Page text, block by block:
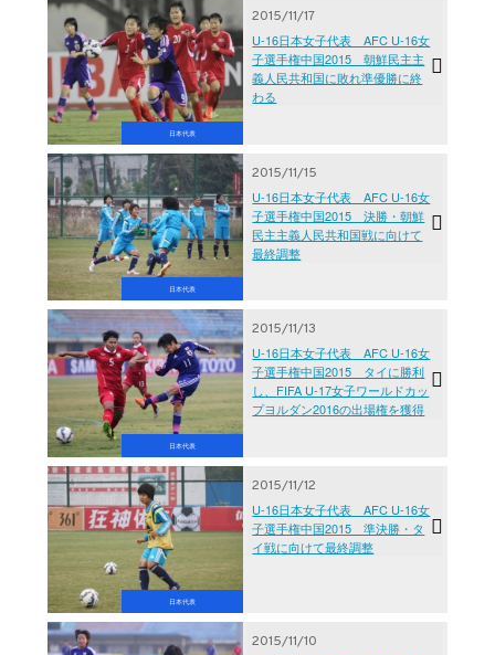
日本代表
2015/11/17
U-16日本女子代表 AFC U-16女
子選手権中国2015 朝鮮民主主
義人民共和国に敗れ準優勝に終
わる
日本代表
2015/11/15
U-16日本女子代表 AFC U-16女
子選手権中国2015 決勝・朝鮮
民主主義人民共和国戦に向けて
最終調整
日本代表
2015/11/13
U-16日本女子代表 AFC U-16女
子選手権中国2015 タイに勝利
し、FIFA U-17女子ワールドカッ
プヨルダン2016の出場権を獲得
日本代表
2015/11/12
U-16日本女子代表 AFC U-16女
子選手権中国2015 準決勝・タ
イ戦に向けて最終調整
2015/11/10